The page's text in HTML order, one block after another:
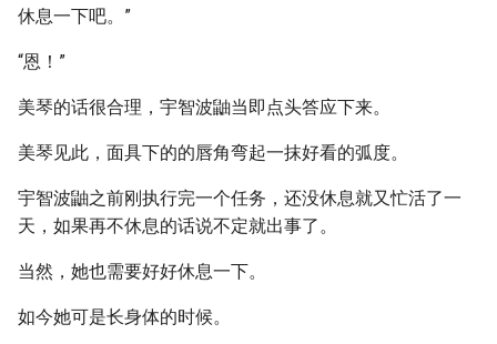
休息一下吧。”
“恩！”
美琴的话很合理，宇智波鼬当即点头答应下来。
美琴见此，面具下的的唇角弯起一抹好看的弧度。
宇智波鼬之前刚执行完一个任务，还没休息就又忙活了一
天，如果再不休息的话说不定就出事了。
当然，她也需要好好休息一下。
如今她可是长身体的时候。